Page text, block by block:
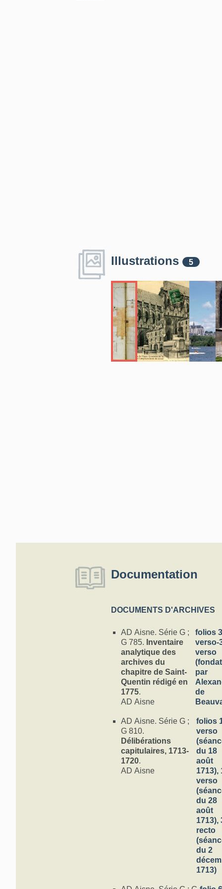
Illustrations 5
Documentation
DOCUMENTS D'ARCHIVES
AD Aisne. Série G ;
G 785. Inventaire
analytique des
archives du
chapitre de Saint-
Quentin rédigé en
1775.
AD Aisne
folios
verso-
verso
par
de
AD Aisne. Série G ;
G 810.
Délibérations
capitulaires, 1713-
1720.
AD Aisne
folios
verso
du 18
août
1713),
verso
du 28
août
1713),
recto
du 2
1713)